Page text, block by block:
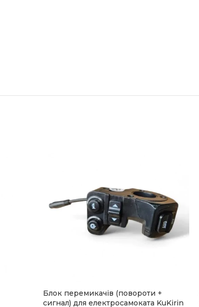
Блок перемикачів (повороти +
сигнал) для електросамоката KuKirin